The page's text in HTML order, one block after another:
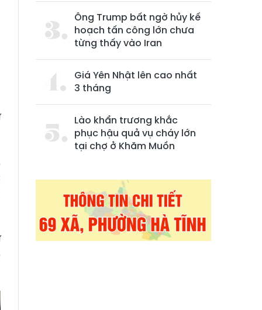
Ông Trump bất ngờ hủy kế
hoạch tấn công lớn chưa
từng thấy vào Iran
Giá Yên Nhật lên cao nhất
3 tháng
Lào khẩn trương khắc
phục hậu quả vụ cháy lớn
tại chợ ở Khăm Muồn